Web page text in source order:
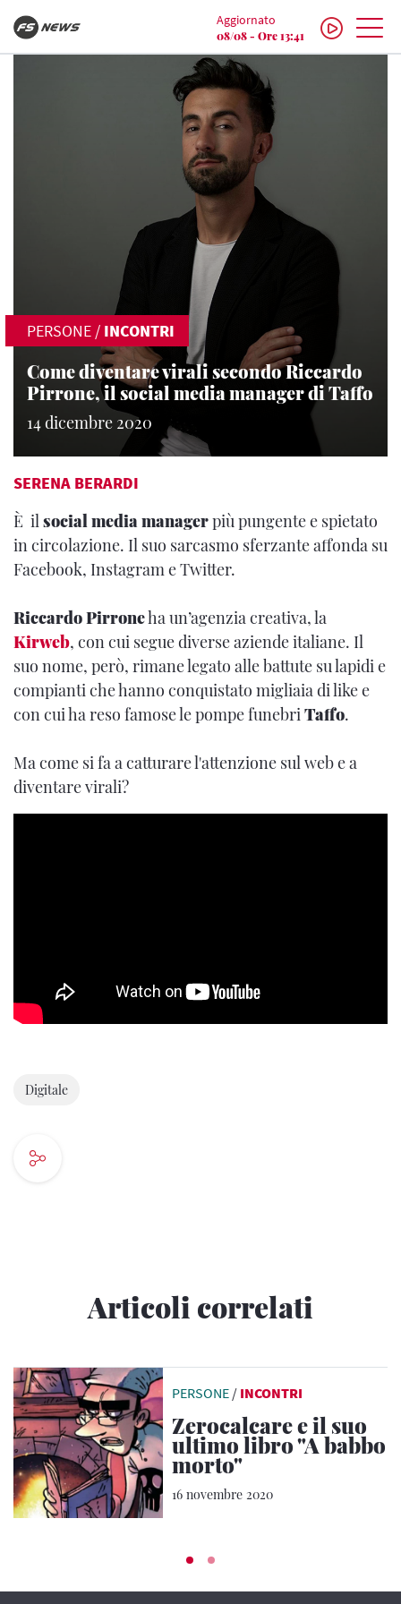
Aggiornato
08/08 - Ore 13:41
PERSONE / INCONTRI
Come diventare virali secondo Riccardo
Pirrone, il social media manager di Taffo
14 dicembre 2020
SERENA BERARDI
È ilsocial media managerpiù pungente e spietato
in circolazione. Il suo sarcasmo sferzante affonda su
Facebook, Instagram e Twitter.
Riccardo Pirroneha un’agenzia creativa, la
Kirweb, con cui segue diverse aziende italiane. Il
suo nome, però, rimane legato alle battute su lapidi e
compianti che hanno conquistato migliaia di like e
con cui ha reso famose le pompe funebriTaffo.
Ma come si fa a catturare l'attenzione sul web e a
diventare virali?
Digitale
Articoli correlati
PERSONE / INCONTRI
Zerocalcare e il suo
ultimo libro "A babbo
morto"
16 novembre 2020